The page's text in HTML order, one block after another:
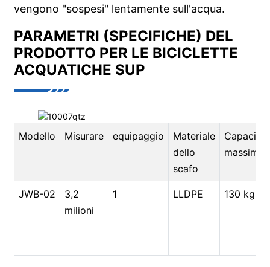
vengono "sospesi" lentamente sull'acqua.
PARAMETRI (SPECIFICHE) DEL
PRODOTTO PER LE BICICLETTE
ACQUATICHE SUP
Modello Misurare equipaggio
Materiale
dello
scafo
Capacità
massima
JWB-02
3,2
milioni
1 LLDPE 130 kg